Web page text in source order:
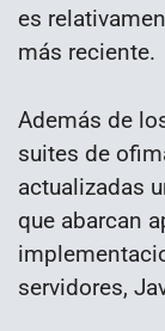
es
más reciente.
Además de
suites de
actualizadas
que abarcan
servidores,